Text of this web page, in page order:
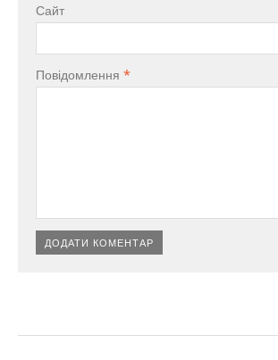
Сайт
Повідомлення *